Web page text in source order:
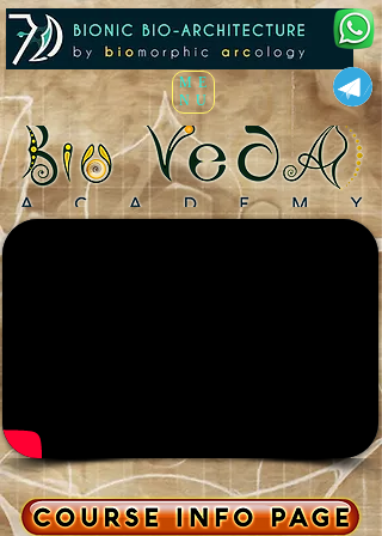
ME
NU